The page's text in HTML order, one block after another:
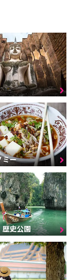
ミー
歴史公園